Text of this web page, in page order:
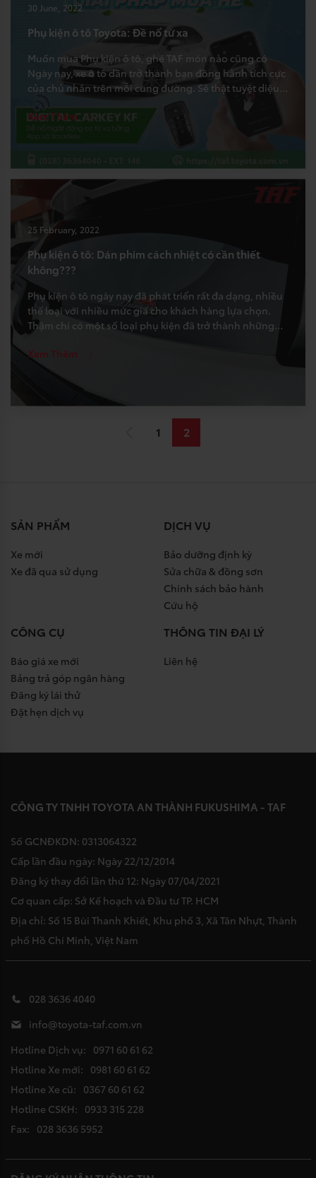
30 June, 2022
Phụ kiện ô tô Toyota: Đề nổ từ xa
Muốn mua Phụ kiện ô tô, ghé TAF món nào cũng có
Ngày nay, xe ô tô dần trở thành bạn đồng hành tích cực
của chủ nhân trên mỗi cung đường. Sẽ thật tuyệt diệu
nếu ngày hè nắng nóng, xế yêu có thể tự khởi động
trước và mở điều hòa, cảm giác […]
Xem Thêm
25 February, 2022
Phụ kiện ô tô: Dán phim cách nhiệt có cần thiết
không???
Phụ kiện ô tô ngày nay đã phát triển rất đa dạng, nhiều
thể loại với nhiều mức giá cho khách hàng lựa chọn.
Thậm chí có một số loại phụ kiện đã trở thành những
trong số đó là phim cách […]
Xem Thêm
1 2
SẢN PHẨM
Xe mới
Xe đã qua sử dụng
DỊCH VỤ
Bảo dưỡng định kỳ
Sửa chữa & đồng sơn
Chính sách bảo hành
Cứu hộ
CÔNG CỤ
Báo giá xe mới
Bảng trả góp ngân hàng
Đăng ký lái thử
Đặt hẹn dịch vụ
THÔNG TIN ĐẠI LÝ
Liên hệ
CÔNG TY TNHH TOYOTA AN THÀNH FUKUSHIMA - TAF
Số GCNĐKDN: 0313064322
Cấp lần đầu ngày: Ngày 22/12/2014
Đăng ký thay đổi lần thứ 12: Ngày 07/04/2021
Cơ quan cấp: Sở Kế hoạch và Đầu tư TP. HCM
Địa chỉ: Số 15 Bùi Thanh Khiết, Khu phố 3, Xã Tân Nhựt, Thành
phố Hồ Chí Minh, Việt Nam
028 3636 4040
info@toyota-taf.com.vn
Hotline Dịch vụ: 0971 60 61 62
Hotline Xe mới: 0981 60 61 62
Hotline Xe cũ: 0367 60 61 62
Hotline CSKH: 0933 315 228
Fax: 028 3636 5952